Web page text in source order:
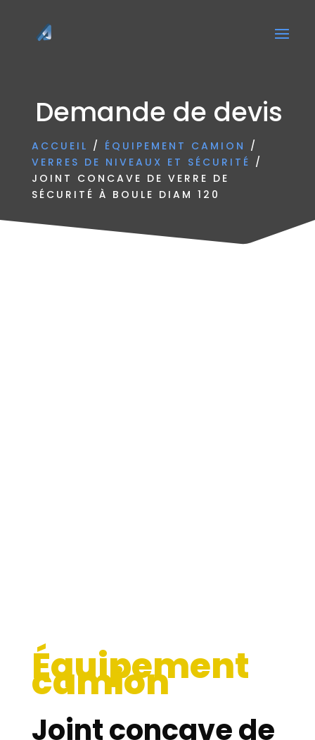
Demande de devis
ACCUEIL / ÉQUIPEMENT CAMION /
VERRES DE NIVEAUX ET SÉCURITÉ /
JOINT CONCAVE DE VERRE DE
SÉCURITÉ À BOULE DIAM 120
Équipement
camion
Joint concave de